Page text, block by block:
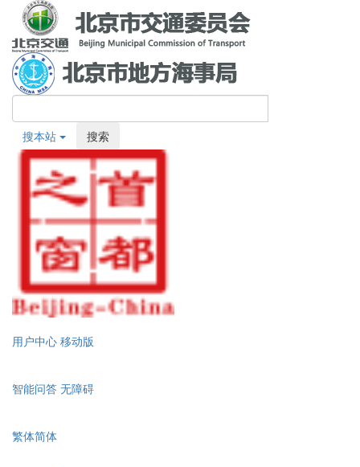
搜本站 搜索
用户中心 移动版
智能问答 无障碍
繁体简体